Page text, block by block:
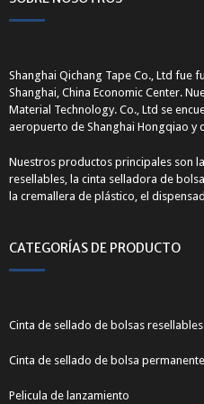
Shanghai Qichang Tape Co., Ltd fue
Shanghai, China Economic Center.
Material Technology. Co., Ltd se
aeropuerto de Shanghai Hongqiao y
Nuestros productos principales son
resellables, la cinta selladora de
la cremallera de plástico, el
CATEGORÍAS DE PRODUCTO
Cinta de sellado de bolsas resellables
Cinta de sellado de bolsa permanente
Pelicula de lanzamiento